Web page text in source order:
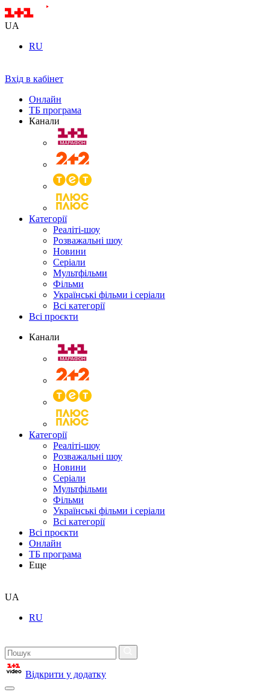
UA
RU
Вхід в кабінет
Онлайн
ТБ програма
Канали
Категорії
Реаліті-шоу
Розважальні шоу
Новини
Серіали
Мультфільми
Фільми
Українські фільми і серіали
Всі категорії
Всі проєкти
Канали
Категорії
Реаліті-шоу
Розважальні шоу
Новини
Серіали
Мультфільми
Фільми
Українські фільми і серіали
Всі категорії
Всі проєкти
Онлайн
ТБ програма
Еще
UA
RU
Відкрити у додатку